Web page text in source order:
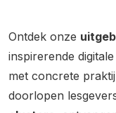
Ontdek onze
inspirerende
met concrete
doorlopen